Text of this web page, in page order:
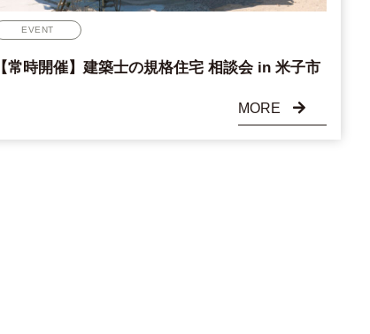
EVENT
【常時開催】建築士の規格住宅 相談会 in 米子市
MORE